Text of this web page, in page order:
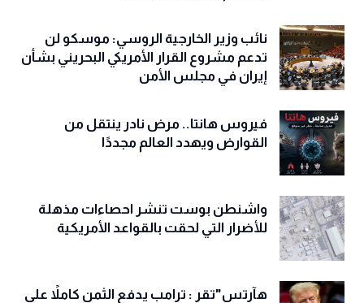
نائب وزير الخارجية الروسي: موسكو لن
تدعم مشروع القرار الأمريكي البحريني بشأن
إيران في مجلس الأمن
فيروس هانتا.. مرض نادر ينتقل من
القوارض ويهدد العالم مجددًا
واشنطن بوست تنشر احصاءات مذهلة
للأضرار التي لحقت بالقواعد الأمريكية
هآرتس"تقر : ترامب يدفع الثمن كاملاً على